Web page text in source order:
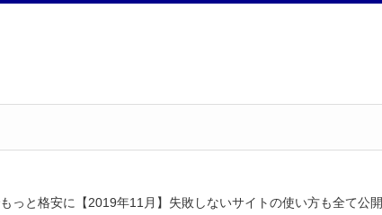
っと格安に【2019年11月】失敗しないサイトの使い方も全て公開